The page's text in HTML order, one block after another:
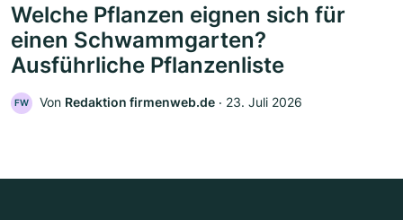
Welche Pflanzen eignen sich für
einen Schwammgarten?
Ausführliche Pflanzenliste
FW Von Redaktion firmenweb.de ‧ 23. Juli 2026